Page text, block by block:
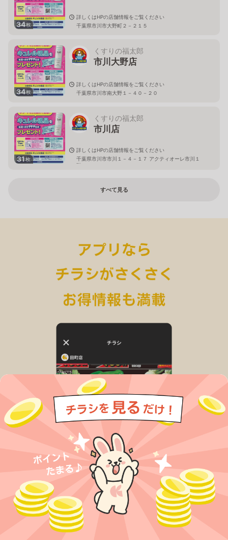
34枚
詳しくはHPの店舗情報をご覧ください
千葉県市川市大野町２－２１５
34枚
くすりの福太郎
市川大野店
詳しくはHPの店舗情報をご覧ください
千葉県市川市南大野１－４０－２０
31枚
くすりの福太郎
市川店
詳しくはHPの店舗情報をご覧ください
千葉県市川市市川１－４－１７ アクティオーレ市川１
階
すべて見る